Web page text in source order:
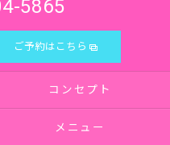
5865
ご予約はこちら
コンセプト
メニュー